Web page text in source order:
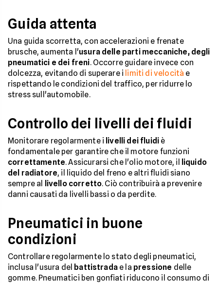
Guida attenta
Una guida scorretta, con accelerazioni e frenate
brusche, aumenta l'usura delle parti meccaniche, degli
pneumatici e dei freni. Occorre guidare invece con
dolcezza, evitando di superare i limiti di velocità e
rispettando le condizioni del traffico, per ridurre lo
stress sull'automobile.
Controllo dei livelli dei fluidi
Monitorare regolarmente i livelli dei fluidi è
fondamentale per garantire che il motore funzioni
correttamente. Assicurarsi che l'olio motore, il
liquido
del radiatore, il liquido del freno e altri fluidi siano
sempre al
livello corretto. Ciò contribuirà a prevenire
danni causati da livelli bassi o da perdite.
Pneumatici in buone
condizioni
Controllare regolarmente lo stato degli pneumatici,
inclusa l'usura del battistradae la pressione delle
gomme. Pneumatici ben gonfiati riducono il consumo di